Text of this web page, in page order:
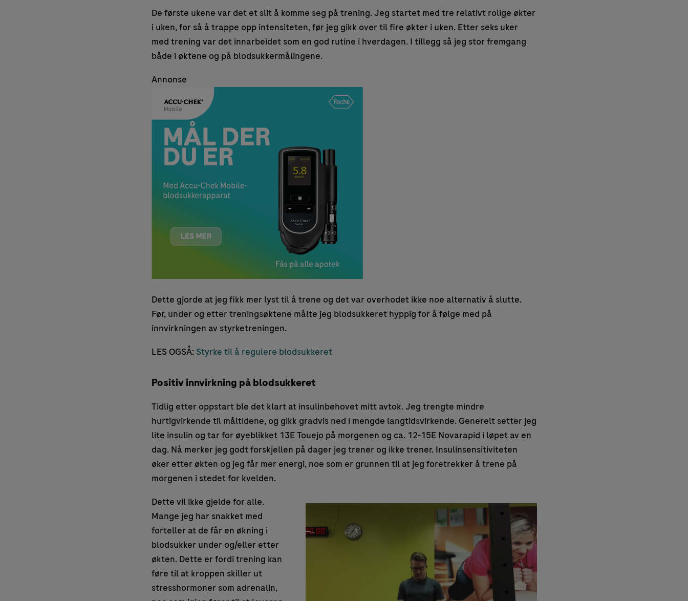
De første ukene var det et slit å komme seg på trening. Jeg startet med tre relativt rolige økter
i uken, for så å trappe opp intensiteten, før jeg gikk over til fire økter i uken. Etter seks uker
med trening var det innarbeidet som en god rutine i hverdagen. I tillegg så jeg stor fremgang
både i øktene og på blodsukkermålingene.
Annonse
Dette gjorde at jeg fikk mer lyst til å trene og det var overhodet ikke noe alternativ å slutte.
Før, under og etter treningsøktene målte jeg blodsukkeret hyppig for å følge med på
innvirkningen av styrketreningen.
LES OGSÅ: Styrke til å regulere blodsukkeret
Positiv innvirkning på blodsukkeret
Tidlig etter oppstart ble det klart at insulinbehovet mitt avtok. Jeg trengte mindre
hurtigvirkende til måltidene, og gikk gradvis ned i mengde langtidsvirkende. Generelt setter jeg
lite insulin og tar for øyeblikket 13E Touejo på morgenen og ca. 12-15E Novarapid i løpet av en
dag. Nå merker jeg godt forskjellen på dager jeg trener og ikke trener. Insulinsensitiviteten
øker etter økten og jeg får mer energi, noe som er grunnen til at jeg foretrekker å trene på
morgenen i stedet for kvelden.
Dette vil ikke gjelde for alle.
Mange jeg har snakket med
forteller at de får en økning i
blodsukker under og/eller etter
økten. Dette er fordi trening kan
føre til at kroppen skiller ut
stresshormoner som adrenalin,